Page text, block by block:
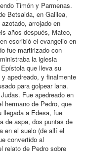
Timón y Parmenas.
Betsaida, en Galilea,
arrojado en
años después, Mateo,
escribió el evangelio en
fue martirizado con
la iglesia
que lleva su
apedreado, y finalmente
para golpear lana.
Fue apedreado en
hermano de Pedro, que
llegada a Edesa, fue
de aspa, dos puntas de
en el suelo (de allí el
convertido al
relato de Pedro sobre